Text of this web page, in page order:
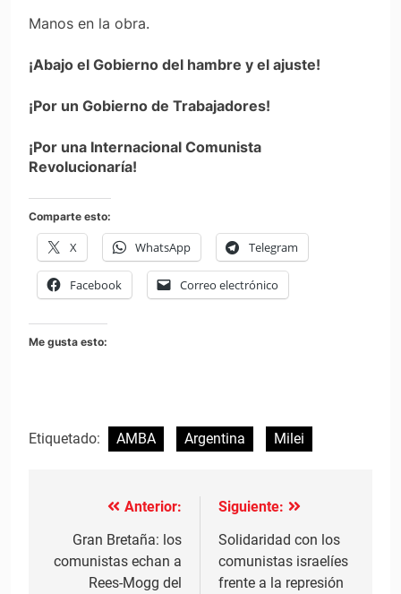
Manos en la obra.
¡Abajo el Gobierno del hambre y el ajuste!
¡Por un Gobierno de Trabajadores!
¡Por una Internacional Comunista
Revolucionaría!
Comparte esto:
X WhatsApp Telegram
Facebook Correo electrónico
Me gusta esto:
Etiquetado: AMBA Argentina Milei
Navegación
entradas
Anterior:
Gran Bretaña: los
comunistas echan a
Rees-Mogg del
Siguiente:
Solidaridad con los
comunistas israelíes
frente a la represión